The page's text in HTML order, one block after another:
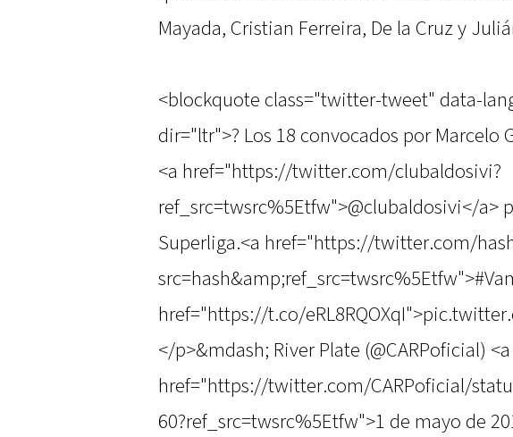
Mayada, Cristian Ferreira, De la Cruz y
<blockquote class="twitter-tweet" data-
dir="ltr">? Los 18 convocados por Marcelo
<a href="https://twitter.com/clubaldosivi?
ref_src=twsrc%5Etfw">@clubaldosivi</a>
Superliga.<a href="https://twitter.com/
href="https://t.co/
</p>&mdash; River Plate (@CARPoficial) <a
href="https://twitter.com/CARPoficial/
60?ref_src=twsrc%5Etfw">1 de mayo de